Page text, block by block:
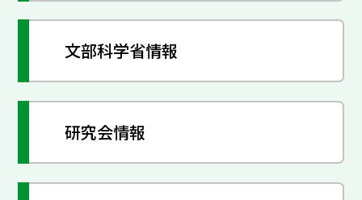
文部科学省情報
研究会情報